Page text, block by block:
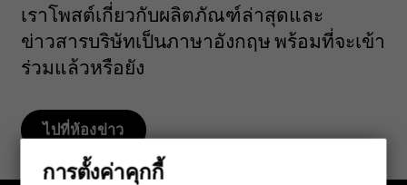
เราโพสต์เกี่ยวกับผลิตภัณฑ์ล่าสุดและ
ข่าวสารบริษัทเป็นภาษาอังกฤษ พร้อมที่จะเข้า
ร่วมแล้วหรือยัง
ไปที่ห้องข่าว
การตั้งค่าคุกกี้